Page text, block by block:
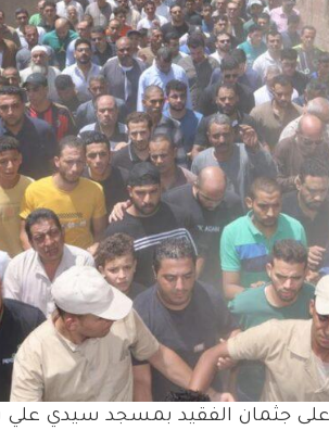
على جثمان الفقيد بمسجد سيدي علي